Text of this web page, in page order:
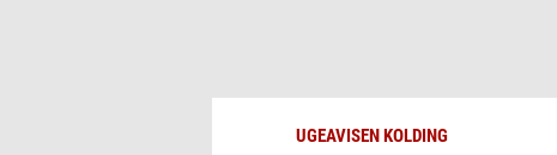
UGEAVISEN KOLDING